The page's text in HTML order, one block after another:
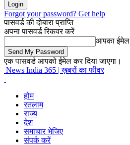
Forgot your password? Get help
पासवर्ड की दोबारा प्राप्ति
अपना पासवर्ड रिकवर करें
आपका ईमेल
एक पासवर्ड आपको ईमेल कर दिया जाएगा।
News India 365 | ख़बरों का फीवर
होम
रतलाम
राज्य
देश
समाचार भेजिए
संपर्क करें